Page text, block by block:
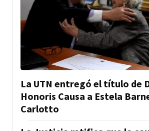
La UTN entregó el título de
Honoris Causa a Estela
Carlotto